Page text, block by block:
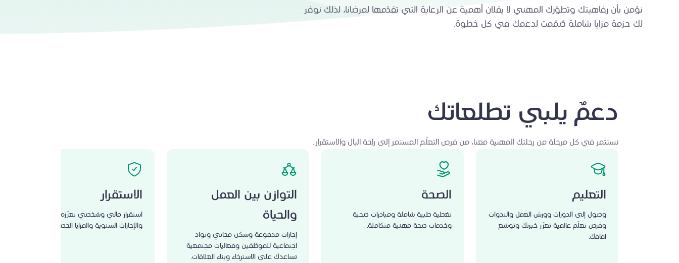
نؤمن بأن رفاهيتك وتطوّرك المهني لا يقلان أهمية عن الرعاية التي تقدّمها لمرضانا، لذلك نوفر
لك حزمة مزايا شاملة صُمّمت لدعمك في كل خطوة.
دعمٌ يلبي تطلعاتك
نستثمر في كل مرحلة من رحلتك المهنية معنا، من فرص التعلّم المستمر إلى راحة البال والاستقرار.
التعليم
وصول إلى الدورات وورش العمل والندوات
وفرص تعلّم عالمية تعزّز خبرتك وتوسّع
آفاقك.
الصحة
تغطية طبية شاملة ومبادرات صحية
وخدمات صحة مهنية متكاملة.
التوازن بين العمل
والحياة
إجازات مدفوعة وسكن مجاني ونواد
اجتماعية للموظفين وفعاليات مجتمعية
تساعدك على الاسترخاء وبناء العلاقات.
الاستقرار
استقرار مالي وشخصي نعزّزه بمزايا السكن
والإجازات السنوية والمزايا الحصرية.